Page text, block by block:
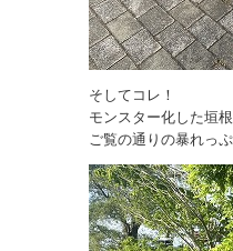
そしてコレ！
モンスター化した垣
ご覧の通りの暴れっぷ